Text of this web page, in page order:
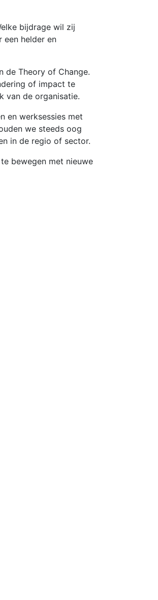
bijdrage wil zij
een helder en
de Theory of Change.
of impact te
van de organisatie.
en werksessies met
we steeds oog
in de regio of sector.
bewegen met nieuwe